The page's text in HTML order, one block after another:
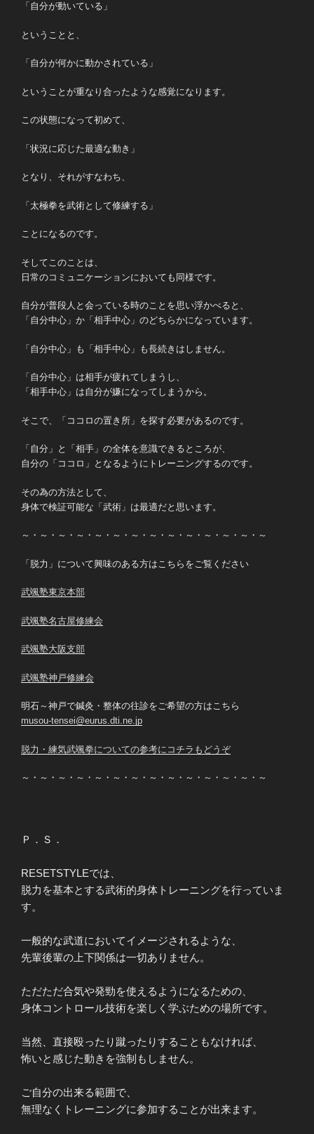
「自分が動いている」
ということと、
「自分が何かに動かされている」
ということが重なり合ったような感覚になります。
この状態になって初めて、
「状況に応じた最適な動き」
となり、それがすなわち、
「太極拳を武術として修練する」
ことになるのです。
そしてこのことは、
日常のコミュニケーションにおいても同様です。
自分が普段人と会っている時のことを思い浮かべると、
「自分中心」か「相手中心」のどちらかになっています。
「自分中心」も「相手中心」も長続きはしません。
「自分中心」は相手が疲れてしまうし、
「相手中心」は自分が嫌になってしまうから。
そこで、「ココロの置き所」を探す必要があるのです。
「自分」と「相手」の全体を意識できるところが、
自分の「ココロ」となるようにトレーニングするのです。
その為の方法として、
身体で検証可能な「武術」は最適だと思います。
～・～・～・～・～・～・～・～・～・～・～・～・～・～
「脱力」について興味のある方はこちらをご覧ください
武颯塾東京本部
武颯塾名古屋修練会
武颯塾大阪支部
武颯塾神戸修練会
明石～神戸で鍼灸・整体の往診をご希望の方はこちら
musou-tensei@eurus.dti.ne.jp
脱力・練気武颯拳についての参考にコチラもどうぞ
～・～・～・～・～・～・～・～・～・～・～・～・～・～
Ｐ．Ｓ．
RESETSTYLEでは、
脱力を基本とする武術的身体トレーニングを行っていま
す。
一般的な武道においてイメージされるような、
先輩後輩の上下関係は一切ありません。
ただただ合気や発勁を使えるようになるための、
身体コントロール技術を楽しく学ぶための場所です。
当然、直接殴ったり蹴ったりすることもなければ、
怖いと感じた動きを強制もしません。
ご自分の出来る範囲で、
無理なくトレーニングに参加することが出来ます。